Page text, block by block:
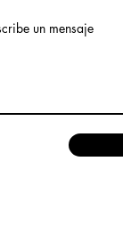
un mensaje